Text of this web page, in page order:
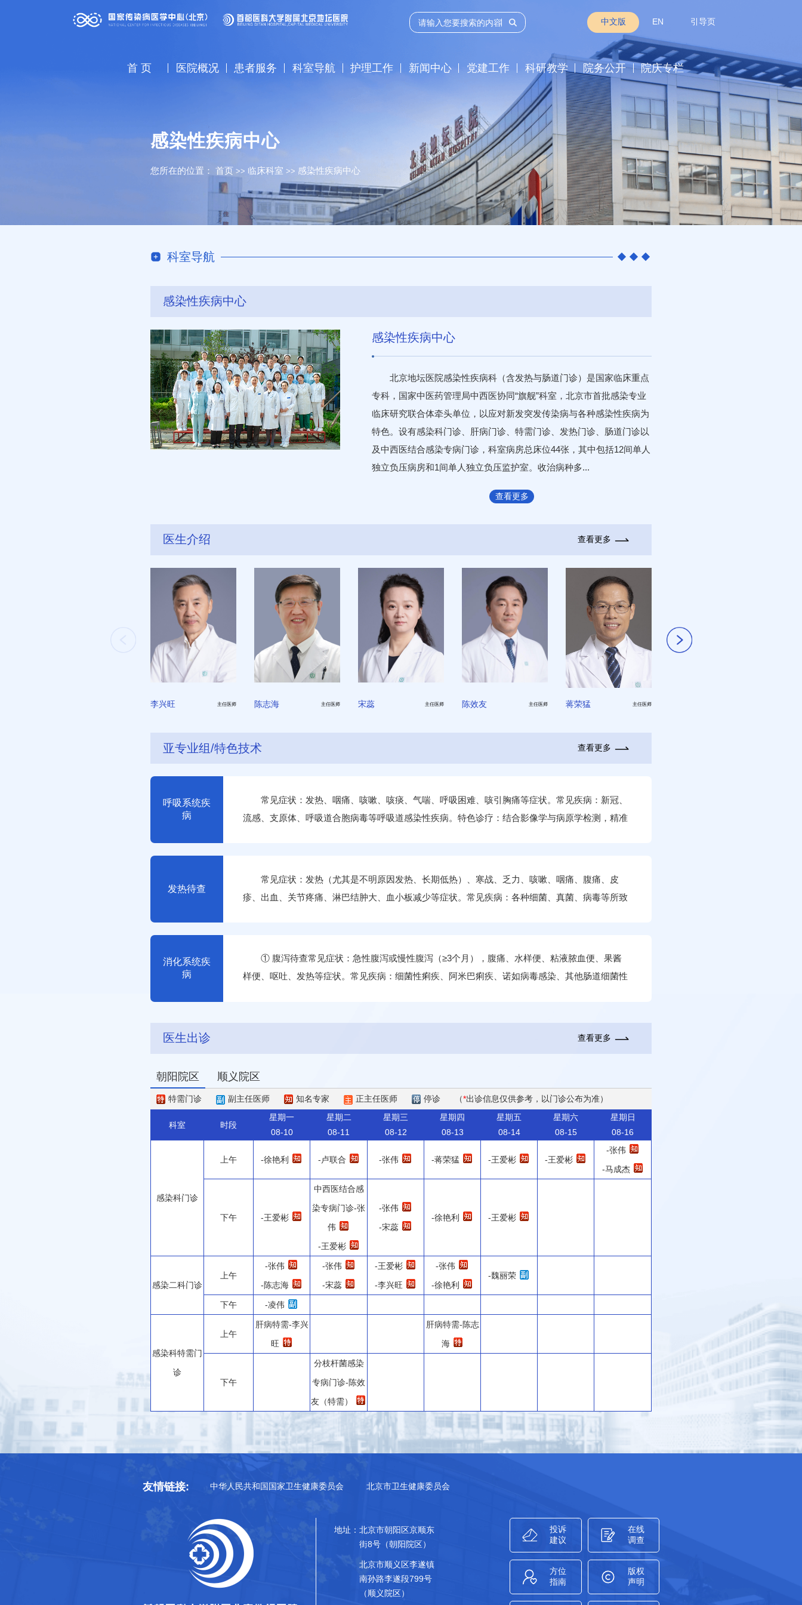
中文版 EN 引导页
首 页 医院概况 患者服务 科室导航 护理工作 新闻中心 党建工作 科研教学 院务公开 院庆专栏
感染性疾病中心
您所在的位置： 首页 >> 临床科室 >> 感染性疾病中心
科室导航
感染性疾病中心
感染性疾病中心
北京地坛医院感染性疾病科（含发热与肠道门诊）是国家临床重点
专科，国家中医药管理局中西医协同“旗舰”科室，北京市首批感染专业
临床研究联合体牵头单位，以应对新发突发传染病与各种感染性疾病为
特色。设有感染科门诊、肝病门诊、特需门诊、发热门诊、肠道门诊以
及中西医结合感染专病门诊，科室病房总床位44张，其中包括12间单人
独立负压病房和1间单人独立负压监护室。收治病种多...
查看更多
医生介绍 查看更多
李兴旺 主任医师 陈志海 主任医师 宋蕊 主任医师 陈效友 主任医师 蒋荣猛 主任医师
亚专业组/特色技术 查看更多
呼吸系统疾
病
常见症状：发热、咽痛、咳嗽、咳痰、气喘、呼吸困难、咳引胸痛等症状。常见疾病：新冠、
流感、支原体、呼吸道合胞病毒等呼吸道感染性疾病。特色诊疗：结合影像学与病原学检测，精准
发热待查
常见症状：发热（尤其是不明原因发热、长期低热）、寒战、乏力、咳嗽、咽痛、腹痛、皮
疹、出血、关节疼痛、淋巴结肿大、血小板减少等症状。常见疾病：各种细菌、真菌、病毒等所致
消化系统疾
病
① 腹泻待查常见症状：急性腹泻或慢性腹泻（≥3个月），腹痛、水样便、粘液脓血便、果酱
样便、呕吐、发热等症状。常见疾病：细菌性痢疾、阿米巴痢疾、诺如病毒感染、其他肠道细菌性
医生出诊 查看更多
朝阳院区 顺义院区
特需门诊 副主任医师 知名专家 正主任医师 停诊 （*出诊信息仅供参考，以门诊公布为准）
科室 时段
星期一
08-10
星期二
08-11
星期三
08-12
星期四
08-13
星期五
08-14
星期六
08-15
星期日
08-16
感染科门诊
上午 -徐艳利 -卢联合 -张伟 -蒋荣猛 -王爱彬 -王爱彬
-张伟
-马成杰
下午 -王爱彬
中西医结合感
染专病门诊-张
伟
-王爱彬
-张伟
-宋蕊
-徐艳利 -王爱彬
感染二科门诊
上午
-张伟
-陈志海
-张伟
-宋蕊
-王爱彬
-李兴旺
-张伟
-徐艳利
-魏丽荣
下午 -凌伟
感染科特需门
诊
上午
肝病特需-李兴
旺
肝病特需-陈志
海
下午
分枝杆菌感染
专病门诊-陈效
友（特需）
友情链接: 中华人民共和国国家卫生健康委员会 北京市卫生健康委员会
地址：北京市朝阳区京顺东
街8号（朝阳院区）
北京市顺义区李遂镇
南孙路李遂段799号
（顺义院区）
投诉
建议
在线
调查
方位
指南
版权
声明